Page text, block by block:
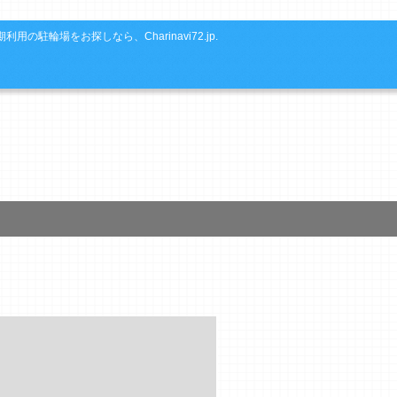
利用の駐輪場をお探しなら、Charinavi72.jp.